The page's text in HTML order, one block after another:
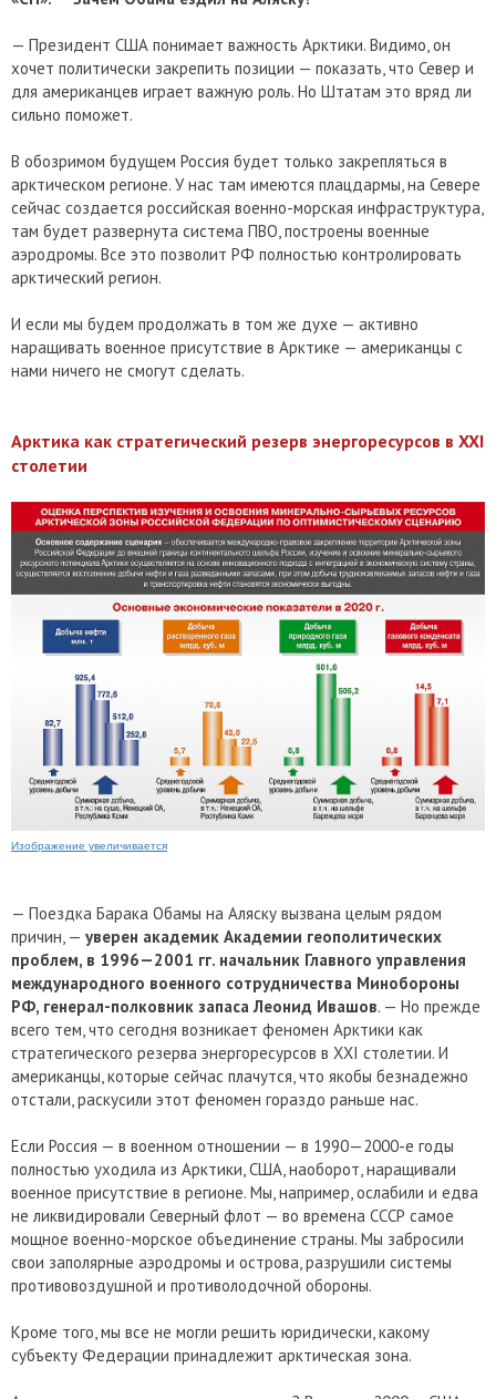
— Президент США понимает важность Арктики. Видимо, он
хочет политически закрепить позиции — показать, что Север и
для американцев играет важную роль. Но Штатам это вряд ли
сильно поможет.
В обозримом будущем Россия будет только закрепляться в
арктическом регионе. У нас там имеются плацдармы, на Севере
сейчас создается российская военно-морская инфраструктура,
там будет развернута система ПВО, построены военные
аэродромы. Все это позволит РФ полностью контролировать
арктический регион.
И если мы будем продолжать в том же духе — активно
наращивать военное присутствие в Арктике — американцы с
нами ничего не смогут сделать.
Арктика как стратегический резерв энергоресурсов в XXI
столетии
Изображение увеличивается
— Поездка Барака Обамы на Аляску вызвана целым рядом
причин, — уверен академик Академии геополитических
проблем, в 1996—2001 гг. начальник Главного управления
международного военного сотрудничества Минобороны
РФ, генерал-полковник запаса Леонид Ивашов. — Но прежде
всего тем, что сегодня возникает феномен Арктики как
стратегического резерва энергоресурсов в XXI столетии. И
американцы, которые сейчас плачутся, что якобы безнадежно
отстали, раскусили этот феномен гораздо раньше нас.
Если Россия — в военном отношении — в 1990—2000-е годы
полностью уходила из Арктики, США, наоборот, наращивали
военное присутствие в регионе. Мы, например, ослабили и едва
не ликвидировали Северный флот — во времена СССР самое
мощное военно-морское объединение страны. Мы забросили
свои заполярные аэродромы и острова, разрушили системы
противовоздушной и противолодочной обороны.
Кроме того, мы все не могли решить юридически, какому
субъекту Федерации принадлежит арктическая зона.